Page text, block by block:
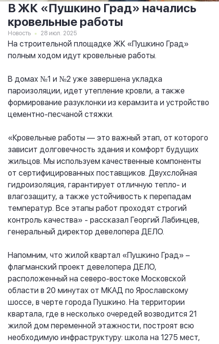
В ЖК «Пушкино Град» начались
кровельные работы
Новость 28 июл. 2025
На строительной площадке ЖК «Пушкино Град»
полным ходом идут кровельные работы.
В домах №1 и №2 уже завершена укладка
пароизоляции, идет утепление кровли, а также
формирование разуклонки из керамзита и устройство
цементно-песчаной стяжки.
«Кровельные работы — это важный этап, от которого
зависит долговечность здания и комфорт будущих
жильцов. Мы используем качественные компоненты
от сертифицированных поставщиков. Двухслойная
гидроизоляция, гарантирует отличную тепло- и
влагозащиту, а также устойчивость к перепадам
температур. Все этапы работ проходят строгий
контроль качества» - рассказал Георгий Лабинцев,
генеральный директор девелопера ДЕЛО.
Напомним, что жилой квартал «Пушкино Град» –
флагманский проект девелопера ДЕЛО,
расположенный на северо-востоке Московской
области в 20 минутах от МКАД по Ярославскому
шоссе, в черте города Пушкино. На территории
квартала, где в несколько очередей возводится 21
жилой дом переменной этажности, построят всю
необходимую инфраструктуру: школа на 1275 мест,